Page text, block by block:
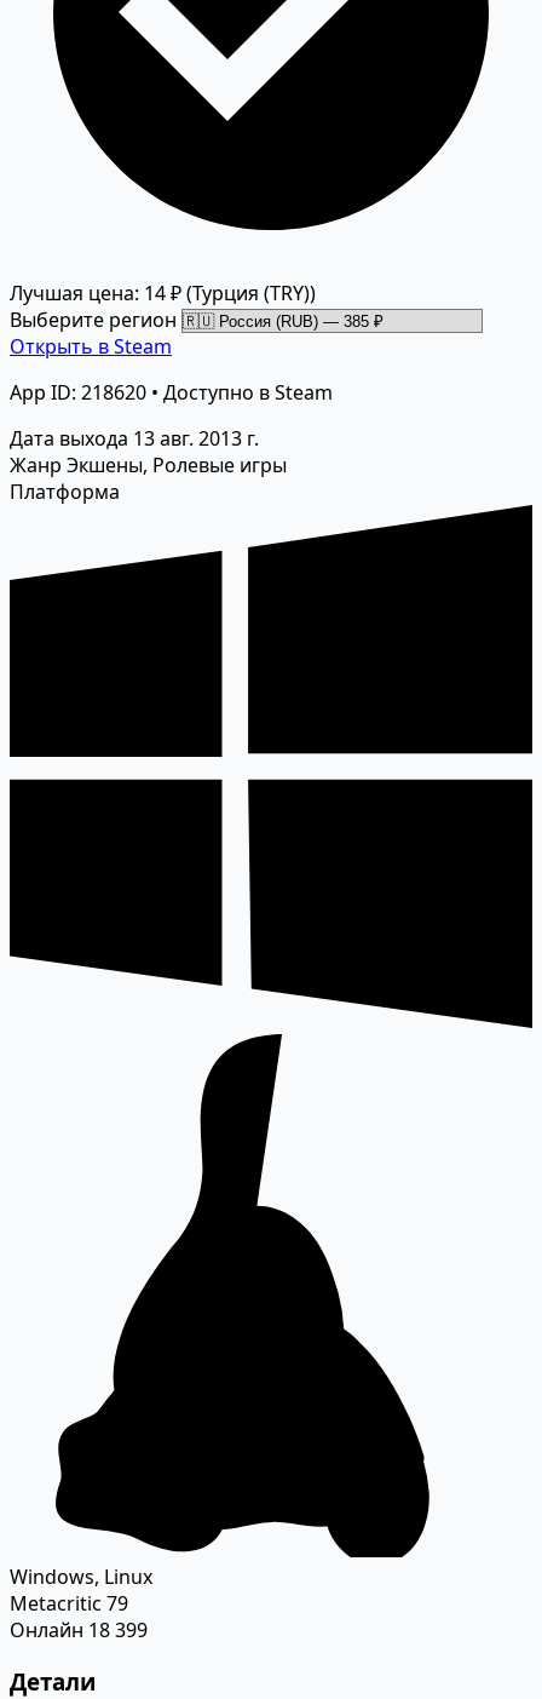
Лучшая цена: 14 ₽(Турция (TRY))
Выберите регион
Открыть в Steam
App ID: 218620 • Доступно в Steam
Дата выхода 13 авг. 2013 г.
Жанр Экшены, Ролевые игры
Платформа
Windows, Linux
Metacritic 79
Онлайн 18 399
Детали